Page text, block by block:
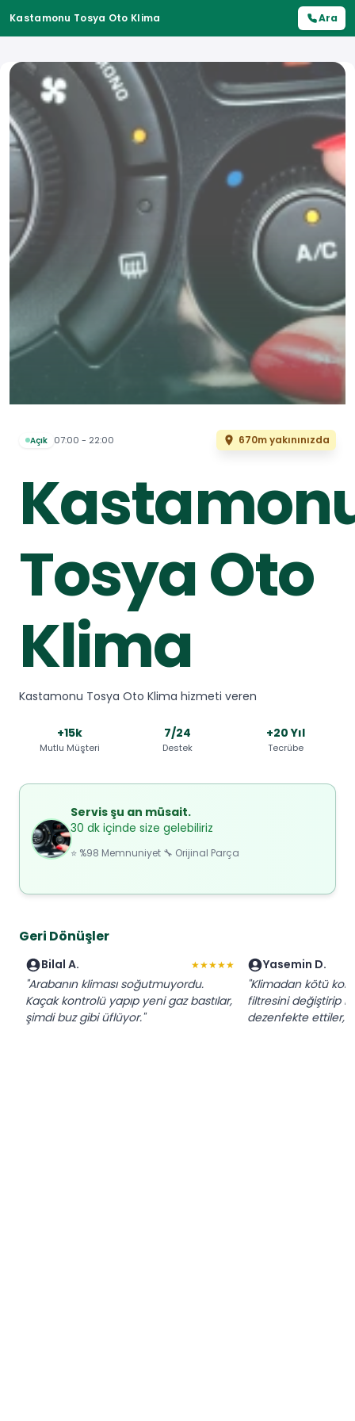
Kastamonu Tosya Oto Klima Ara
Açık 07:00 - 22:00 670m yakınınızda
Tosya Oto
Klima
Kastamonu Tosya Oto Klima hizmeti veren
+15k
Mutlu Müşteri
7/24
Destek
+20 Yıl
Tecrübe
Servis şu an müsait.
30 dk içinde size gelebiliriz
⭐ %98 Memnuniyet 🔧 Orijinal Parça
Geri Dönüşler
Bilal A. ★★★★★
"Arabanın kliması soğutmuyordu.
Kaçak kontrolü yapıp yeni gaz bastılar,
şimdi buz gibi üflüyor."
Yasemin D.
"Klimadan kötü
filtresini değiştirip
dezenfekte ettiler,